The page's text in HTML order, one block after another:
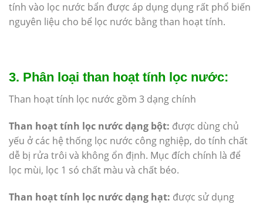
tính vào lọc nước bẩn được áp dụng dụng rất phổ biến
nguyên liệu cho bể lọc nước bằng than hoạt tính.
3. Phân loại than hoạt tính lọc nước:
Than hoạt tính lọc nước gồm 3 dạng chính
Than hoạt tính lọc nước dạng bột: được dùng chủ
yếu ở các hệ thống lọc nước công nghiệp, do tính chất
dễ bị rửa trôi và không ổn định. Mục đích chính là để
lọc mùi, lọc 1 só chất màu và chất béo.
Than hoạt tính lọc nước dạng hạt: được sử dụng